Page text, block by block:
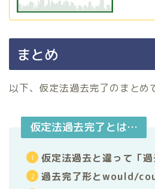
まとめ
以下、仮定法過去完了のまとめ
仮定法過去完了とは…
仮定法過去と違って「過
過去完了形とwould/